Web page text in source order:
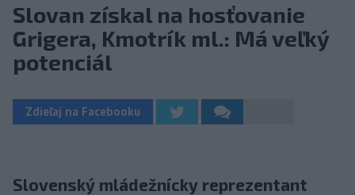
Slovan získal na hosťovanie
Grigera, Kmotrík ml.: Má veľký
potenciál
Zdieľaj na Facebooku
Slovenský mládežnícky reprezentant